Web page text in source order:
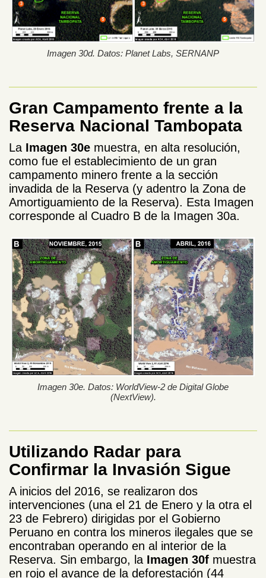
Imagen 30d. Datos: Planet Labs, SERNANP
Gran Campamento frente a la
Reserva Nacional Tambopata
La Imagen 30e muestra, en alta resolución,
como fue el establecimiento de un gran
campamento minero frente a la sección
invadida de la Reserva (y adentro la Zona de
Amortiguamiento de la Reserva). Esta Imagen
corresponde al Cuadro B de la Imagen 30a.
Imagen 30e. Datos: WorldView-2 de Digital Globe
(NextView).
Utilizando Radar para
Confirmar la Invasión Sigue
A inicios del 2016, se realizaron dos
intervenciones (una el 21 de Enero y la otra el
23 de Febrero) dirigidas por el Gobierno
Peruano en contra los mineros ilegales que se
encontraban operando en al interior de la
Reserva. Sin embargo, la Imagen 30f muestra
en rojo el avance de la deforestación (44